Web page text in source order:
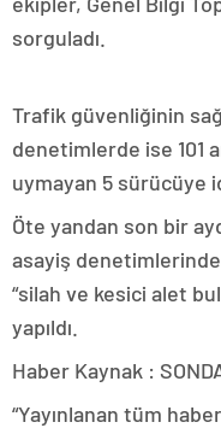
sorguladı.
Trafik güvenliğinin
denetimlerde ise 101
uymayan 5 sürücüye
Öte yandan son bir
asayiş
“silah ve kesici alet
yapıldı.
Haber Kaynak :
“Yayınlanan tüm